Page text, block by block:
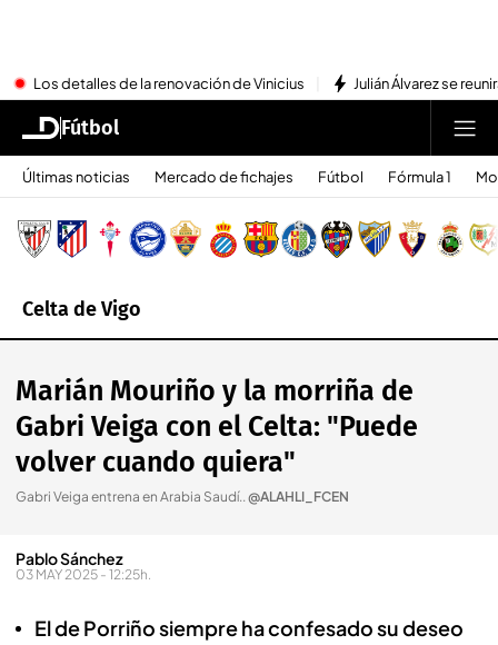
Los detalles de la renovación de Vinicius Julián Álvarez se
Fútbol
Últimas noticias Mercado de fichajes Fútbol Fórmula 1
Celta de Vigo
Marián Mouriño y la morriña de
Gabri Veiga con el Celta: "Puede
volver cuando quiera"
Gabri Veiga entrena en Arabia Saudí..@ALAHLI_FCEN
Pablo Sánchez
03 MAY 2025 - 12:25h.
El de Porriño siempre ha confesado su deseo